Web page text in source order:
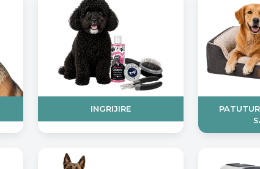
INGRIJIRE